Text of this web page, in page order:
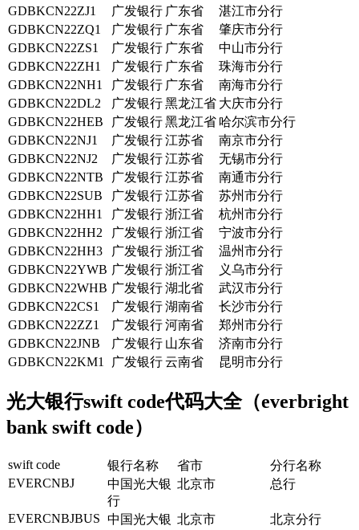
GDBKCN22ZJ1
广发银行 广东省
湛江市分行
GDBKCN22ZQ1
广发银行 广东省
肇庆市分行
GDBKCN22ZS1
广发银行 广东省
中山市分行
GDBKCN22ZH1
广发银行 广东省
珠海市分行
GDBKCN22NH1
广发银行 广东省
南海市分行
GDBKCN22DL2
广发银行黑龙江省 大庆市分行
GDBKCN22HEB
广发银行黑龙江省 哈尔滨市分行
GDBKCN22NJ1
广发银行江苏省
南京市分行
GDBKCN22NJ2
广发银行江苏省
无锡市分行
GDBKCN22NTB
广发银行江苏省
南通市分行
GDBKCN22SUB
广发银行江苏省
苏州市分行
GDBKCN22HH1
广发银行浙江省
杭州市分行
GDBKCN22HH2
广发银行浙江省
宁波市分行
GDBKCN22HH3
广发银行浙江省
温州市分行
GDBKCN22YWB 广发银行浙江省
义乌市分行
GDBKCN22WHB 广发银行湖北省
武汉市分行
GDBKCN22CS1
广发银行湖南省
长沙市分行
GDBKCN22ZZ1
广发银行河南省
郑州市分行
GDBKCN22JNB
广发银行 山东省
济南市分行
GDBKCN22KM1
广发银行云南省 昆明市分行
光大银行swift code代码大全（everbright
bank swift code）
swift code 银行名称 省市
分行名称
EVERCNBJ
中国光大银
行
北京市 总行
EVERCNBJBUS 中国光大银 北京市 北京分行